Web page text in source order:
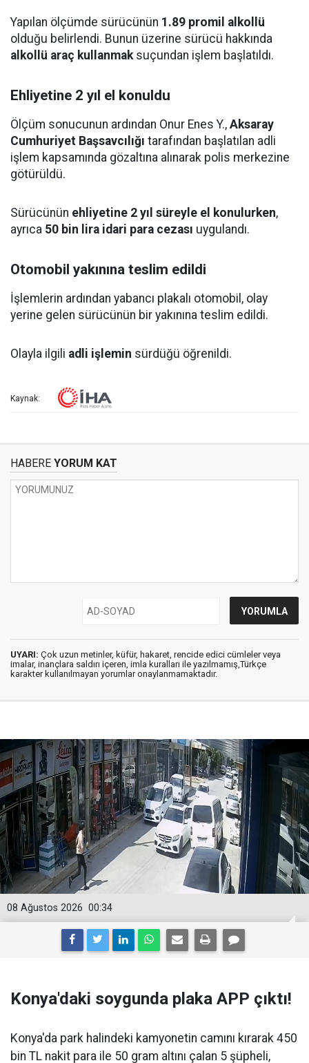
Yapılan ölçümde sürücünün 1.89 promil alkollü
olduğu belirlendi. Bunun üzerine sürücü hakkında
alkollü araç kullanmaksuçundan işlem başlatıldı.
Ehliyetine 2 yıl el konuldu
Ölçüm sonucunun ardından Onur Enes Y., Aksaray
Cumhuriyet Başsavcılığı tarafından başlatılan adli
işlem kapsamında gözaltına alınarak polis merkezine
götürüldü.
Sürücünün ehliyetine 2 yıl süreyle el konulurken,
ayrıca 50 bin lira idari para cezası uygulandı.
Otomobil yakınına teslim edildi
İşlemlerin ardından yabancı plakalı otomobil, olay
yerine gelen sürücünün bir yakınına teslim edildi.
Olayla ilgili adli işlemin sürdüğü öğrenildi.
Kaynak:
HABERE YORUM KAT
UYARI: Çok uzun metinler, küfür, hakaret, rencide edici cümleler veya
imalar, inançlara saldırı içeren, imla kuralları ile yazılmamış,Türkçe
karakter kullanılmayan yorumlar onaylanmamaktadır.
00:34
08 Ağustos 2026
Konya'daki soygunda plaka APP çıktı!
Konya'da park halindeki kamyonetin camını kırarak 450
bin TL nakit para ile 50 gram altını çalan 5 şüpheli,